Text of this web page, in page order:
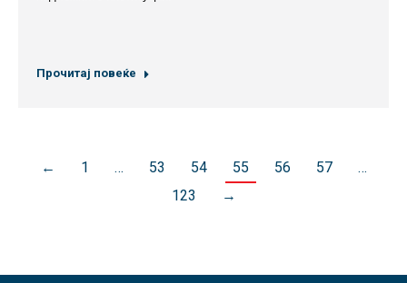
Прочитај повеќе
← 1 … 53 54 55 56 57
…
123
→